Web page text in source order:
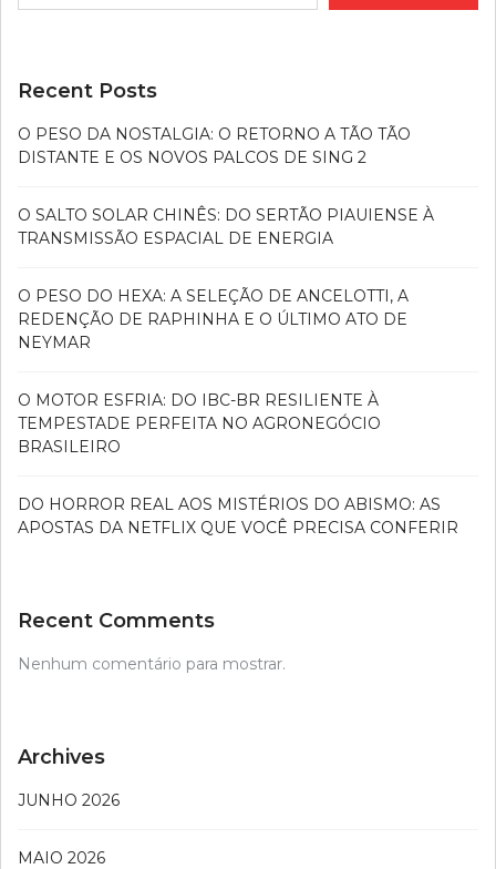
Recent Posts
O PESO DA NOSTALGIA: O RETORNO A TÃO TÃO
DISTANTE E OS NOVOS PALCOS DE SING 2
O SALTO SOLAR CHINÊS: DO SERTÃO PIAUIENSE À
TRANSMISSÃO ESPACIAL DE ENERGIA
O PESO DO HEXA: A SELEÇÃO DE ANCELOTTI, A
REDENÇÃO DE RAPHINHA E O ÚLTIMO ATO DE
NEYMAR
O MOTOR ESFRIA: DO IBC-BR RESILIENTE À
TEMPESTADE PERFEITA NO AGRONEGÓCIO
BRASILEIRO
DO HORROR REAL AOS MISTÉRIOS DO ABISMO: AS
APOSTAS DA NETFLIX QUE VOCÊ PRECISA CONFERIR
Recent Comments
Nenhum comentário para mostrar.
Archives
JUNHO 2026
MAIO 2026